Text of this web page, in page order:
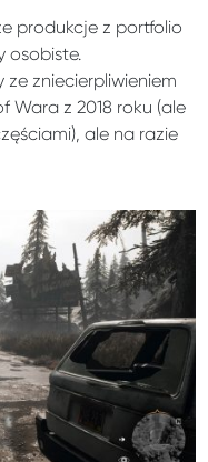
produkcje z portfolio
osobiste.
ze zniecierpliwieniem
Wara z 2018 roku (ale
ale na razie